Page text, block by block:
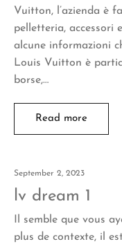
Vuitton, l’azienda è
pelletteria, accessori
alcune informazioni
Louis Vuitton è
borse,…
Read more
September 2, 2023
lv dream 1
Il semble que vous
plus de contexte, il